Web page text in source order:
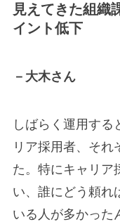
見えてきた組織
イント低下
－大木さん
しばらく運用する
リア採用者、それ
た。特にキャリア
い、誰にどう頼れ
いる人が多かった